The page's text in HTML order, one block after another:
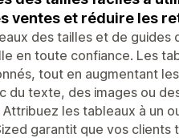
ventes et réduire les
des tailles et de
en toute confiance. Les
tout en augmentant
du texte, des images ou
les tableaux à un
garantit que vos